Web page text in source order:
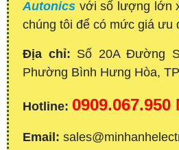
Autonics với số lượng lớn
chúng tôi để có mức giá ưu
Địa chỉ: Số 20A Đường
Phường Bình Hưng Hòa,
Hotline: 0909.067.950
Email: